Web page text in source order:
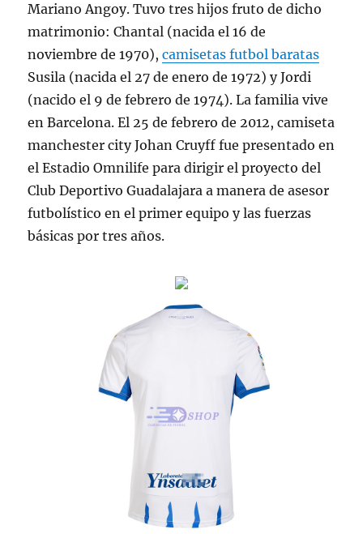
Mariano Angoy. Tuvo tres hijos fruto de dicho
matrimonio: Chantal (nacida el 16 de
noviembre de 1970),camisetas futbol baratas
Susila (nacida el 27 de enero de 1972) y Jordi
(nacido el 9 de febrero de 1974). La familia vive
en Barcelona. El 25 de febrero de 2012, camiseta
manchester city Johan Cruyff fue presentado en
el Estadio Omnilife para dirigir el proyecto del
Club Deportivo Guadalajara a manera de asesor
futbolístico en el primer equipo y las fuerzas
básicas por tres años.